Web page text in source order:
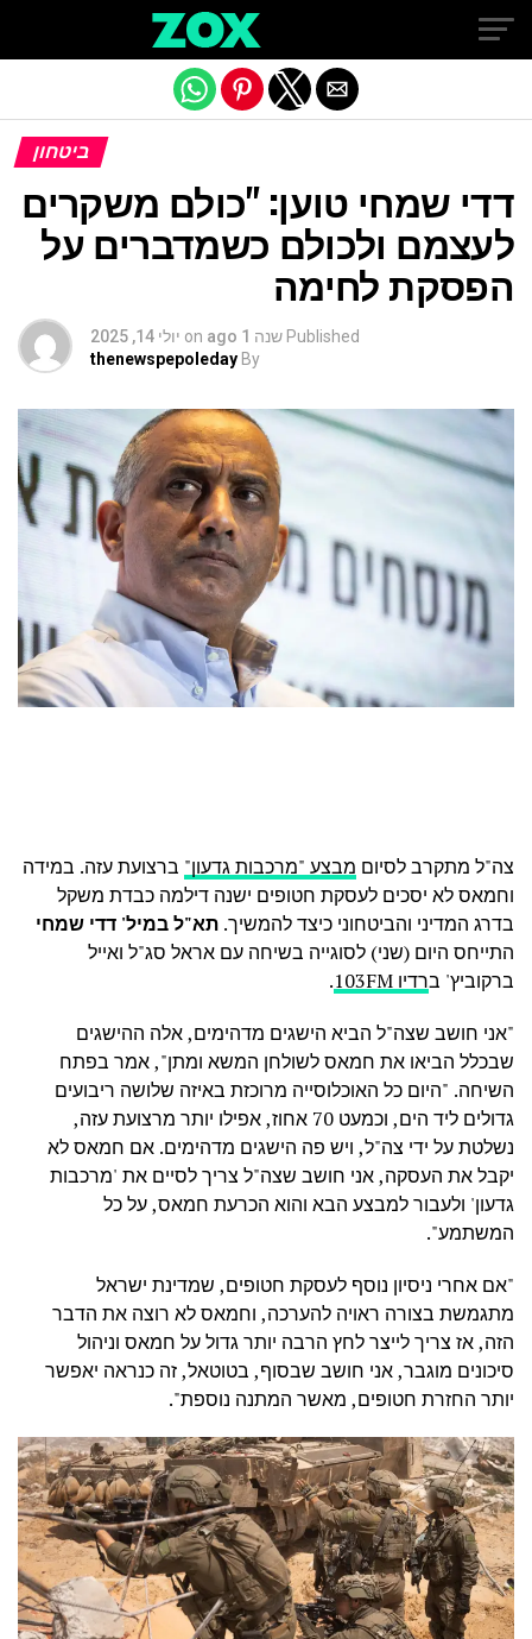
ביטחון
דדי שמחי טוען: "כולם משקרים
לעצמם ולכולם כשמדברים על
הפסקת לחימה
Published שנה 1 ago on יולי 14, 2025
By
thenewspepoleday
צה"ל מתקרב לסיום מבצע "מרכבות גדעון" ברצועת עזה. במידה
וחמאס לא יסכים לעסקת חטופים ישנה דילמה כבדת משקל
בדרג המדיני והביטחוני כיצד להמשיך. תא"ל במיל' דדי שמחי
התייחס היום (שני) לסוגייה בשיחה עם אראל סג"ל ואייל
ברקוביץ' ברדיו 103FM
.
"אני חושב שצה"ל הביא הישגים מדהימים, אלה ההישגים
שבכלל הביאו את חמאס לשולחן המשא ומתן", אמר בפתח
השיחה. "היום כל האוכלוסייה מרוכזת באיזה שלושה ריבועים
גדולים ליד הים, וכמעט 70 אחוז, אפילו יותר מרצועת עזה,
נשלטת על ידי צה"ל, ויש פה הישגים מדהימים. אם חמאס לא
יקבל את העסקה, אני חושב שצה"ל צריך לסיים את 'מרכבות
גדעון' ולעבור למבצע הבא והוא הכרעת חמאס, על כל
המשתמע".
"אם אחרי ניסיון נוסף לעסקת חטופים, שמדינת ישראל
מתגמשת בצורה ראויה להערכה, וחמאס לא רוצה את הדבר
הזה, אז צריך לייצר לחץ הרבה יותר גדול על חמאס וניהול
סיכונים מוגבר, אני חושב שבסוף, בטוטאל, זה כנראה יאפשר
יותר החזרת חטופים, מאשר המתנה נוספת".
Exit mobile version